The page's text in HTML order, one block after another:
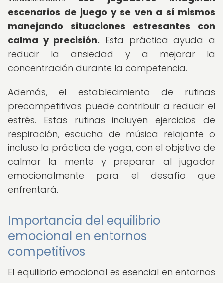
escenarios de juego y se ven a sí mismos
manejando situaciones estresantes con
calma y precisión. Esta práctica ayuda a
reducir la ansiedad y a mejorar la
concentración durante la competencia.
Además, el establecimiento de rutinas
precompetitivas puede contribuir a reducir el
estrés. Estas rutinas incluyen ejercicios de
respiración, escucha de música relajante o
incluso la práctica de yoga, con el objetivo de
calmar la mente y preparar al jugador
emocionalmente para el desafío que
enfrentará.
Importancia del equilibrio
emocional en entornos
competitivos
El equilibrio emocional es esencial en entornos